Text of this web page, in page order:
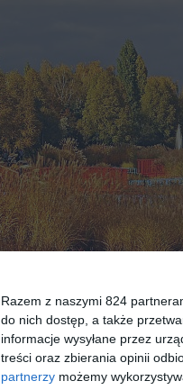
Razem z naszymi 824
do nich dostęp, a także
informacje wysyłane przez
treści oraz zbierania opinii
partnerzy możemy